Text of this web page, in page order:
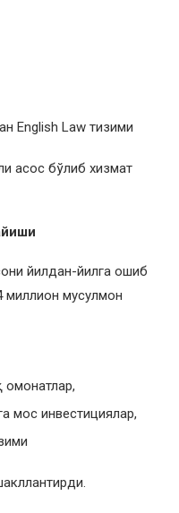
English Law тизими
асос бўлиб хизмат
йилдан-йилга ошиб
мусулмон
омонатлар,
мос инвестициялар,